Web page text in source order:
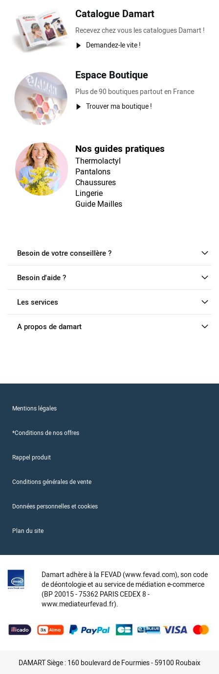
Catalogue Damart
Recevez chez vous les catalogues Damart !
Demandez-le vite !
Espace Boutique
Plus de 90 boutiques partout en France
Trouver ma boutique !
Nos guides pratiques
Thermolactyl
Pantalons
Chaussures
Lingerie
Guide Mailles
Besoin de votre conseillère ?
Besoin d'aide ?
Les services
A propos de damart
Mentions légales
*Conditions de nos offres
Rappel produit
Conditions générales de vente
Données personnelles et cookies
Plan du site
Damart adhère à la FEVAD (www.fevad.com), son code
de déontologie et au service de médiation e-commerce
(BP 20015 - 75362 PARIS CEDEX 8 -
www.mediateurfevad.fr).
DAMART Siège : 160 boulevard de Fourmies - 59100 Roubaix